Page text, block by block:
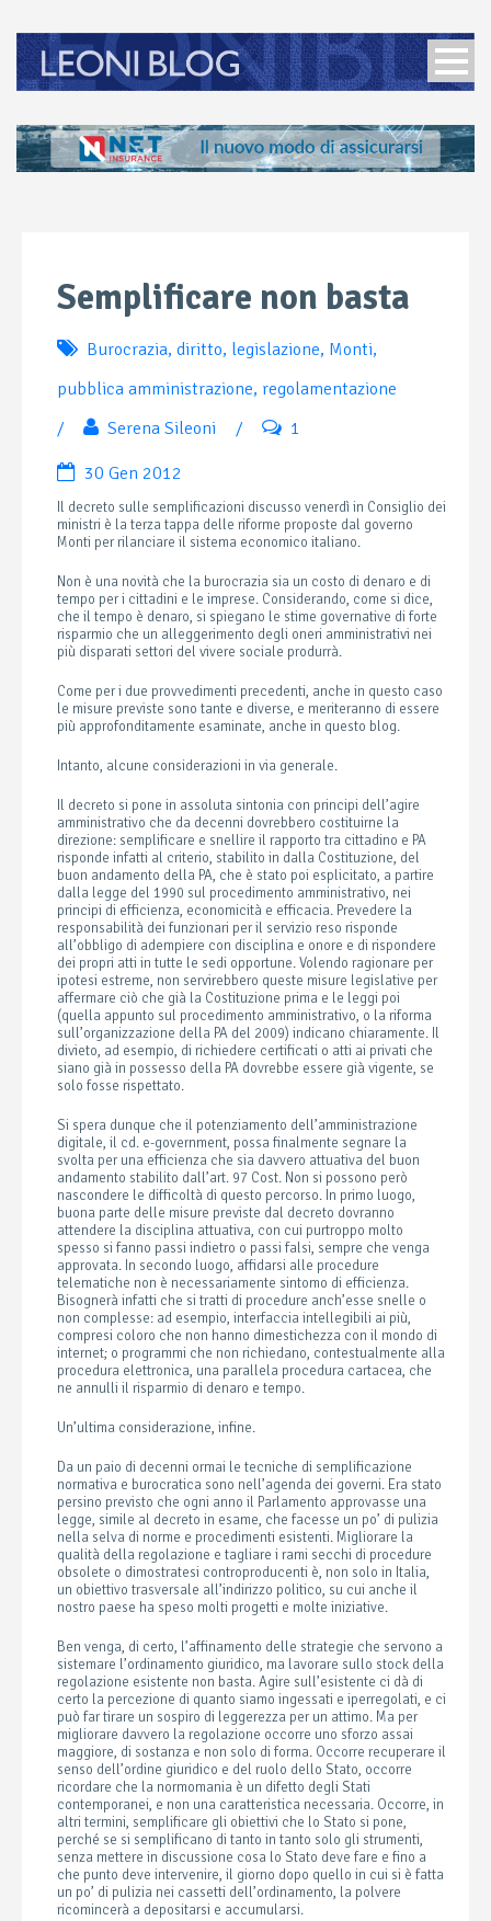
Semplificare non basta
Burocrazia, diritto, legislazione, Monti,
pubblica amministrazione, regolamentazione
/
Serena Sileoni / 1
30 Gen 2012
Il decreto sulle semplificazioni discusso venerdì in Consiglio dei
ministri è la terza tappa delle riforme proposte dal governo
Monti per rilanciare il sistema economico italiano.
Non è una novità che la burocrazia sia un costo di denaro e di
tempo per i cittadini e le imprese. Considerando, come si dice,
che il tempo è denaro, si spiegano le stime governative di forte
risparmio che un alleggerimento degli oneri amministrativi nei
più disparati settori del vivere sociale produrrà.
Come per i due provvedimenti precedenti, anche in questo caso
le misure previste sono tante e diverse, e meriteranno di essere
più approfonditamente esaminate, anche in questo blog.
Intanto, alcune considerazioni in via generale.
Il decreto si pone in assoluta sintonia con principi dell’agire
amministrativo che da decenni dovrebbero costituirne la
direzione: semplificare e snellire il rapporto tra cittadino e PA
risponde infatti al criterio, stabilito in dalla Costituzione, del
buon andamento della PA, che è stato poi esplicitato, a partire
dalla legge del 1990 sul procedimento amministrativo, nei
principi di efficienza, economicità e efficacia. Prevedere la
responsabilità dei funzionari per il servizio reso risponde
all’obbligo di adempiere con disciplina e onore e di rispondere
dei propri atti in tutte le sedi opportune. Volendo ragionare per
ipotesi estreme, non servirebbero queste misure legislative per
affermare ciò che già la Costituzione prima e le leggi poi
(quella appunto sul procedimento amministrativo, o la riforma
sull’organizzazione della PA del 2009) indicano chiaramente. Il
divieto, ad esempio, di richiedere certificati o atti ai privati che
siano già in possesso della PA dovrebbe essere già vigente, se
solo fosse rispettato.
Si spera dunque che il potenziamento dell’amministrazione
digitale, il cd. e-government, possa finalmente segnare la
svolta per una efficienza che sia davvero attuativa del buon
andamento stabilito dall’art. 97 Cost. Non si possono però
nascondere le difficoltà di questo percorso. In primo luogo,
buona parte delle misure previste dal decreto dovranno
attendere la disciplina attuativa, con cui purtroppo molto
spesso si fanno passi indietro o passi falsi, sempre che venga
approvata. In secondo luogo, affidarsi alle procedure
telematiche non è necessariamente sintomo di efficienza.
Bisognerà infatti che si tratti di procedure anch’esse snelle o
non complesse: ad esempio, interfaccia intellegibili ai più,
compresi coloro che non hanno dimestichezza con il mondo di
internet; o programmi che non richiedano, contestualmente alla
procedura elettronica, una parallela procedura cartacea, che
ne annulli il risparmio di denaro e tempo.
Un’ultima considerazione, infine.
Da un paio di decenni ormai le tecniche di semplificazione
normativa e burocratica sono nell’agenda dei governi. Era stato
persino previsto che ogni anno il Parlamento approvasse una
legge, simile al decreto in esame, che facesse un po’ di pulizia
nella selva di norme e procedimenti esistenti. Migliorare la
qualità della regolazione e tagliare i rami secchi di procedure
obsolete o dimostratesi controproducenti è, non solo in Italia,
un obiettivo trasversale all’indirizzo politico, su cui anche il
nostro paese ha speso molti progetti e molte iniziative.
Ben venga, di certo, l’affinamento delle strategie che servono a
sistemare l’ordinamento giuridico, ma lavorare sullo stock della
regolazione esistente non basta. Agire sull’esistente ci dà di
certo la percezione di quanto siamo ingessati e iperregolati, e ci
può far tirare un sospiro di leggerezza per un attimo. Ma per
migliorare davvero la regolazione occorre uno sforzo assai
maggiore, di sostanza e non solo di forma. Occorre recuperare il
senso dell’ordine giuridico e del ruolo dello Stato, occorre
ricordare che la normomania è un difetto degli Stati
contemporanei, e non una caratteristica necessaria. Occorre, in
altri termini, semplificare gli obiettivi che lo Stato si pone,
perché se si semplificano di tanto in tanto solo gli strumenti,
senza mettere in discussione cosa lo Stato deve fare e fino a
che punto deve intervenire, il giorno dopo quello in cui si è fatta
un po’ di pulizia nei cassetti dell’ordinamento, la polvere
ricomincerà a depositarsi e accumularsi.